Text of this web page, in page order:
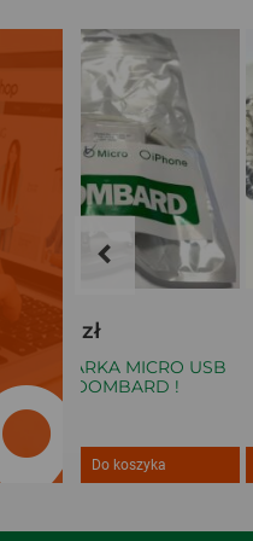
.00 zł
ŁADOWARKA MICRO USB
2A OD LOOMBARD !
Do koszyka